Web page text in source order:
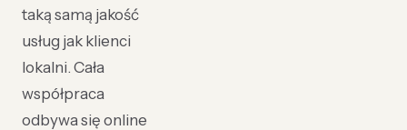
taką samą jakość
usług jak klienci
lokalni. Cała
współpraca
odbywa się online